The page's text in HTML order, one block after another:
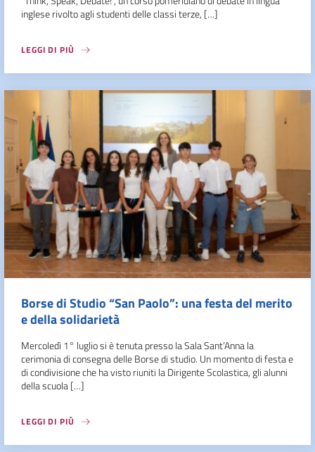
inglese rivolto agli studenti delle classi terze, […]
LEGGI DI PIÙ
Borse di Studio “San Paolo”: una festa del merito
e della solidarietà
Mercoledì 1° luglio si è tenuta presso la Sala Sant’Anna la
cerimonia di consegna delle Borse di studio. Un momento di festa e
di condivisione che ha visto riuniti la Dirigente Scolastica, gli alunni
della scuola […]
LEGGI DI PIÙ